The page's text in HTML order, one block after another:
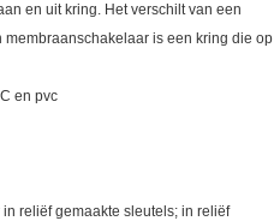
en uit kring. Het verschilt van een
is een kring die op
en pvc
reliëf gemaakte sleutels; in reliëf